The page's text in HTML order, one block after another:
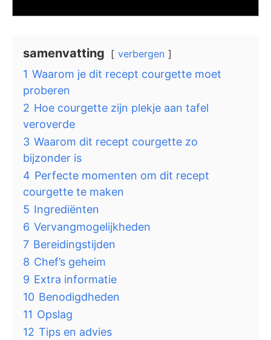
samenvatting verbergen
1 Waarom je dit recept courgette moet
proberen
2 Hoe courgette zijn plekje aan tafel
veroverde
3 Waarom dit recept courgette zo
bijzonder is
4 Perfecte momenten om dit recept
courgette te maken
5 Ingrediënten
6 Vervangmogelijkheden
7 Bereidingstijden
8 Chef’s geheim
9 Extra informatie
10 Benodigdheden
11 Opslag
12 Tips en advies